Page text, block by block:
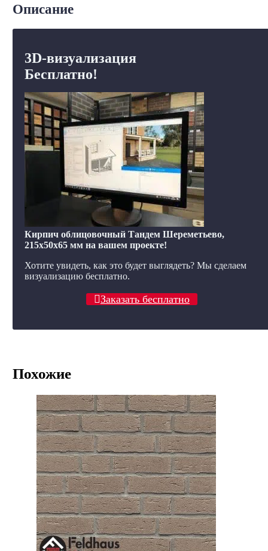
Описание
3D-визуализация
Бесплатно!
Кирпич облицовочный Тандем Шереметьево,
215x50x65 мм на вашем проекте!
Хотите увидеть, как это будет выглядеть? Мы сделаем
визуализацию бесплатно.
Заказать бесплатно
Похожие